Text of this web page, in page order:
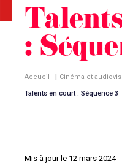
:
Accueil | Cinéma et
Talents en court : Séquence 3
Mis à jour le 12 mars 2024